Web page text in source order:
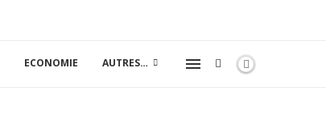
ECONOMIE AUTRES…